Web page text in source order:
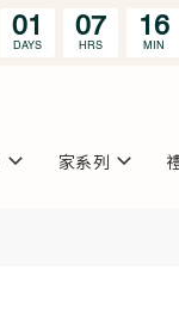
家系列
01
DAYS
07
HRS
16
MIN